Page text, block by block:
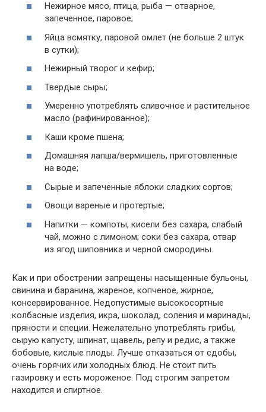
Нежирное мясо, птица, рыба — отварное,
запеченное, паровое;
Яйца всмятку, паровой омлет (не больше 2 штук
в сутки);
Нежирный творог и кефир;
Твердые сыры;
Умеренно употреблять сливочное и растительное
масло (рафинированное);
Каши кроме пшена;
Домашняя лапша/вермишель, приготовленные
на воде;
Сырые и запеченные яблоки сладких сортов;
Овощи вареные и протертые;
Напитки — компоты, кисели без сахара, слабый
чай, можно с лимоном; соки без сахара, отвар
из ягод шиповника и черной смородины.
Как и при обострении запрещены насыщенные бульоны,
свинина и баранина, жареное, копченое, жирное,
консервированное. Недопустимые высокосортные
колбасные изделия, икра, шоколад, соления и маринады,
пряности и специи. Нежелательно употреблять грибы,
сырую капусту, шпинат, щавель, репу и редис, а также
бобовые, кислые плоды. Лучше отказаться от сдобы,
очень горячих или холодных блюд. Не стоит пить
газировку и есть мороженое. Под строгим запретом
находится и спиртное.